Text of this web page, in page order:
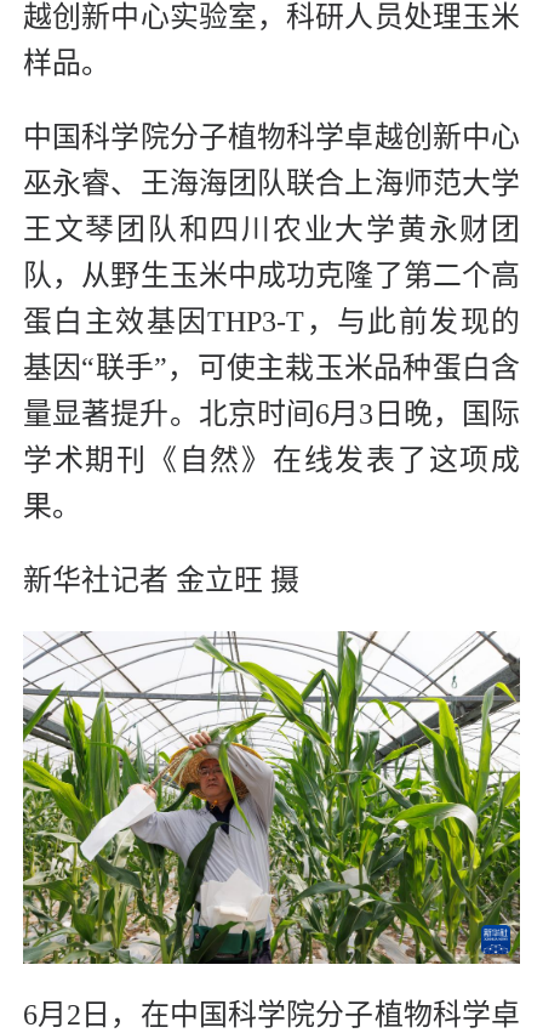
越创新中心实验室，科研人员处理玉米
样品。
中国科学院分子植物科学卓越创新中心
巫永睿、王海海团队联合上海师范大学
王文琴团队和四川农业大学黄永财团
队，从野生玉米中成功克隆了第二个高
蛋白主效基因THP3-T，与此前发现的
基因“联手”，可使主栽玉米品种蛋白含
量显著提升。北京时间6月3日晚，国际
学术期刊《自然》在线发表了这项成
果。
新华社记者 金立旺 摄
6月2日，在中国科学院分子植物科学卓